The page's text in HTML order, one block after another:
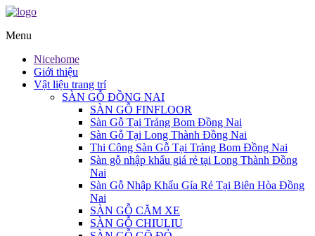
Menu
Nicehome
Giới thiệu
Vật liệu trang trí
SÀN GỖ ĐỒNG NAI
SÀN GỖ FINFLOOR
Sàn Gỗ Tại Trảng Bom Đồng Nai
Sàn Gỗ Tại Long Thành Đồng Nai
Thi Công Sàn Gỗ Tại Trảng Bom Đồng Nai
Sàn gỗ nhập khẩu giá rẻ tại Long Thành Đồng
Nai
Sàn Gỗ Nhập Khẩu Gía Rẻ Tại Biên Hòa Đồng
Nai
SÀN GỖ CĂM XE
SÀN GỖ CHIULIU